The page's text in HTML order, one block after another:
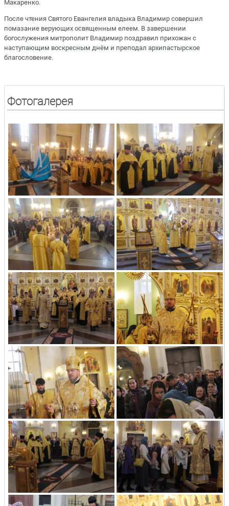
Макаренко.
После чтения Святого Евангелия владыка Владимир совершил
помазание верующих освященным елеем. В завершении
богослужения митрополит Владимир поздравил прихожан с
наступающим воскресным днём и преподал архипастырское
благословение.
Фотогалерея